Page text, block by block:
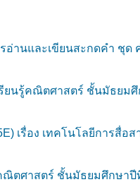
านและเขียนสะกดคำ ชุ
นรู้คณิตศาสตร์ ชั้นมัธยมศึ
เรื่อง เทคโนโลยีการสื่อ
ณิตศาสตร์ ชั้นมัธยมศึกษา